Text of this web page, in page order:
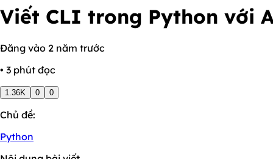
Viết CLI trong Python với
Đăng vào 2 năm trước
• 3 phút đọc
1.36K 0 0
Chủ đề:
Python